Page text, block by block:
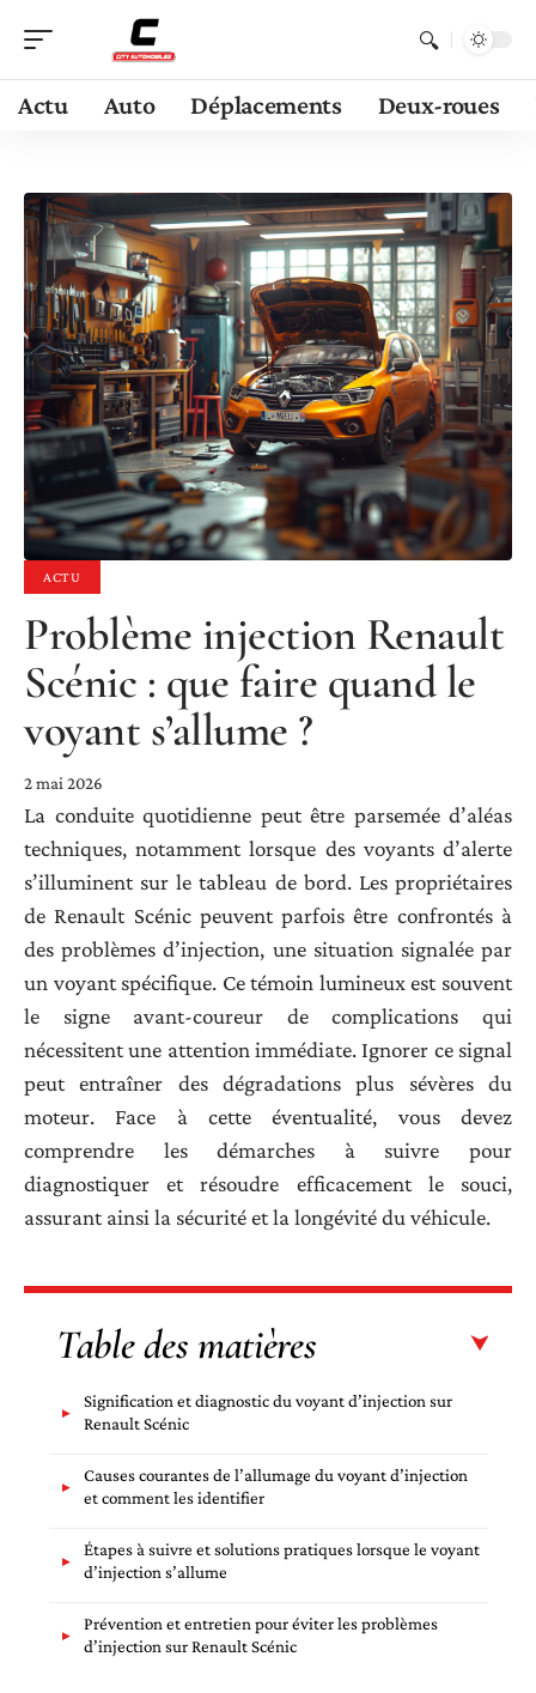
Actu Auto Déplacements Deux-roues
ACTU
Problème injection Renault
Scénic : que faire quand le
voyant s’allume ?
2 mai 2026
La conduite quotidienne peut être parsemée d’aléas
techniques, notamment lorsque des voyants d’alerte
s’illuminent sur le tableau de bord. Les propriétaires
de Renault Scénic peuvent parfois être confrontés à
des problèmes d’injection, une situation signalée par
un voyant spécifique. Ce témoin lumineux est souvent
le signe avant-coureur de complications qui
nécessitent une attention immédiate. Ignorer ce signal
peut entraîner des dégradations plus sévères du
moteur. Face à cette éventualité, vous devez
comprendre les démarches à suivre pour
diagnostiquer et résoudre efficacement le souci,
assurant ainsi la sécurité et la longévité du véhicule.
Table des matières
Signification et diagnostic du voyant d’injection sur
Renault Scénic
Causes courantes de l’allumage du voyant d’injection
et comment les identifier
Étapes à suivre et solutions pratiques lorsque le voyant
d’injection s’allume
Prévention et entretien pour éviter les problèmes
d’injection sur Renault Scénic